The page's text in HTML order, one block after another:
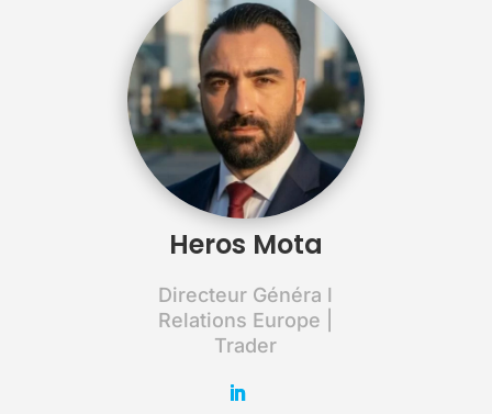
Heros Mota
Directeur Généra l
Relations Europe |
Trader